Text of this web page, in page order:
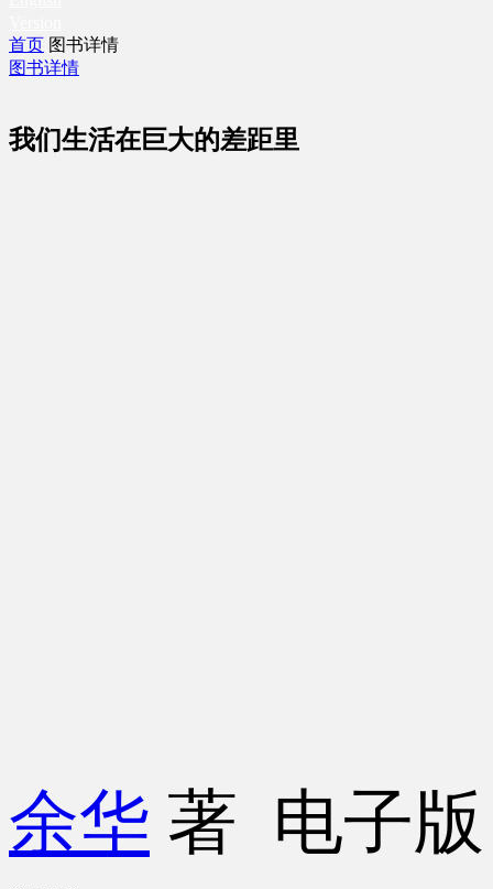
首页 图书详情
图书详情
我们生活在巨大的差距里
余华 著 电子